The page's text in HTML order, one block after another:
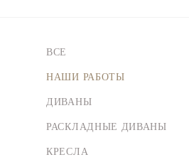
ВСЕ
НАШИ РАБОТЫ
ДИВАНЫ
РАСКЛАДНЫЕ ДИВАНЫ
КРЕСЛА